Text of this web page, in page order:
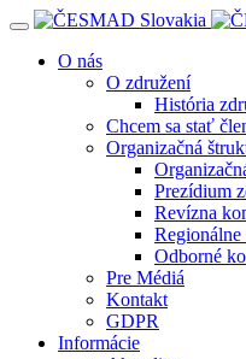
Navigácia
O nás
O združení
História
Chcem sa stať
Organizačná
Prezídium
Revízna
Odborné
Pre Médiá
Kontakt
GDPR
Informácie